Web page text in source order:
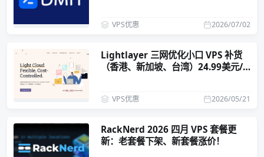
2026/07/02
VPS优惠
Lightlayer 三网优化小口 VPS 补货
（香港、新加坡、台湾）24.99美元/
2026/05/21
VPS优惠
RackNerd 2026 四月 VPS 套餐更
新：老套餐下架、新套餐涨价！